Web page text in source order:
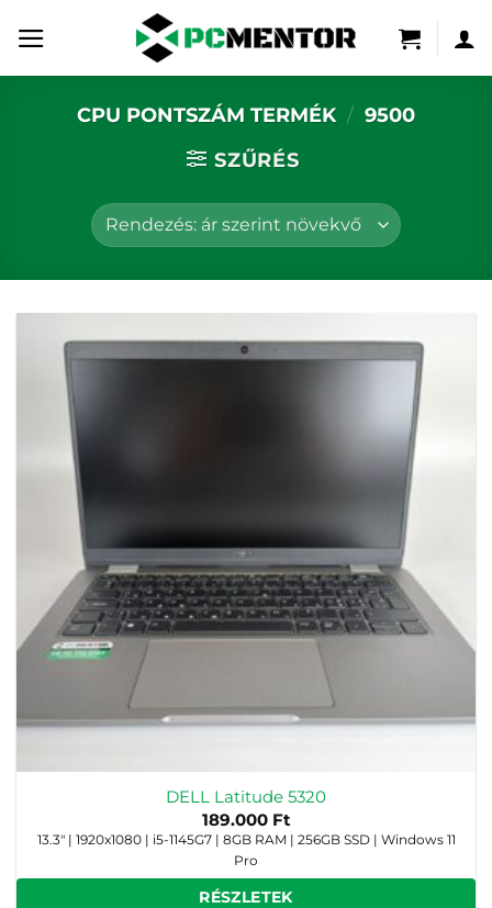
content
CPU PONTSZÁM TERMÉK / 9500
SZŰRÉS
DELL Latitude 5320
189.000 Ft
13.3" | 1920x1080 | i5-1145G7 | 8GB RAM | 256GB SSD | Windows 11
Pro
RÉSZLETEK